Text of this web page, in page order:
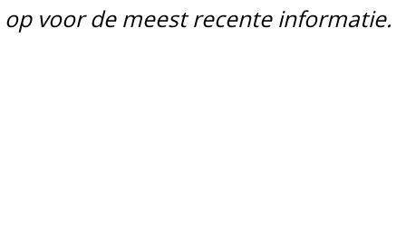
op voor de meest recente informatie.